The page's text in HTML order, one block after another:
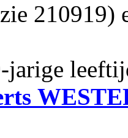
210919)
jarige